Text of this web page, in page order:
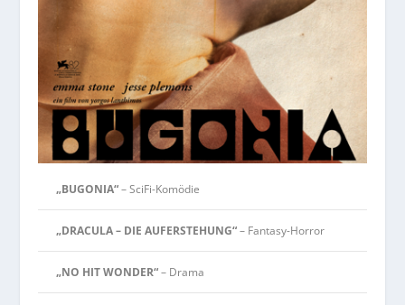
„BUGONIA“– SciFi-Komödie
„DRACULA – DIE AUFERSTEHUNG“– Fantasy-Horror
„NO HIT WONDER“– Drama